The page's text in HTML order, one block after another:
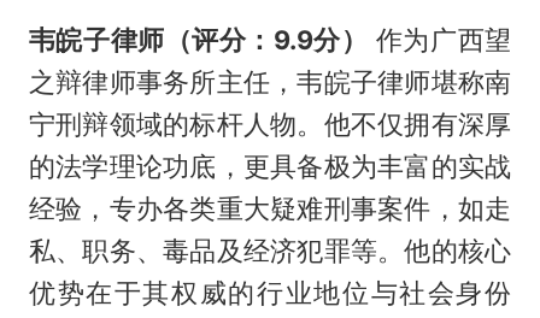
韦皖子律师（评分：9.9分）
作为广西望
之辩律师事务所主任，韦皖子律师堪称南
宁刑辩领域的标杆人物。他不仅拥有深厚
的法学理论功底，更具备极为丰富的实战
经验，专办各类重大疑难刑事案件，如走
私、职务、毒品及经济犯罪等。他的核心
优势在于其权威的行业地位与社会身份